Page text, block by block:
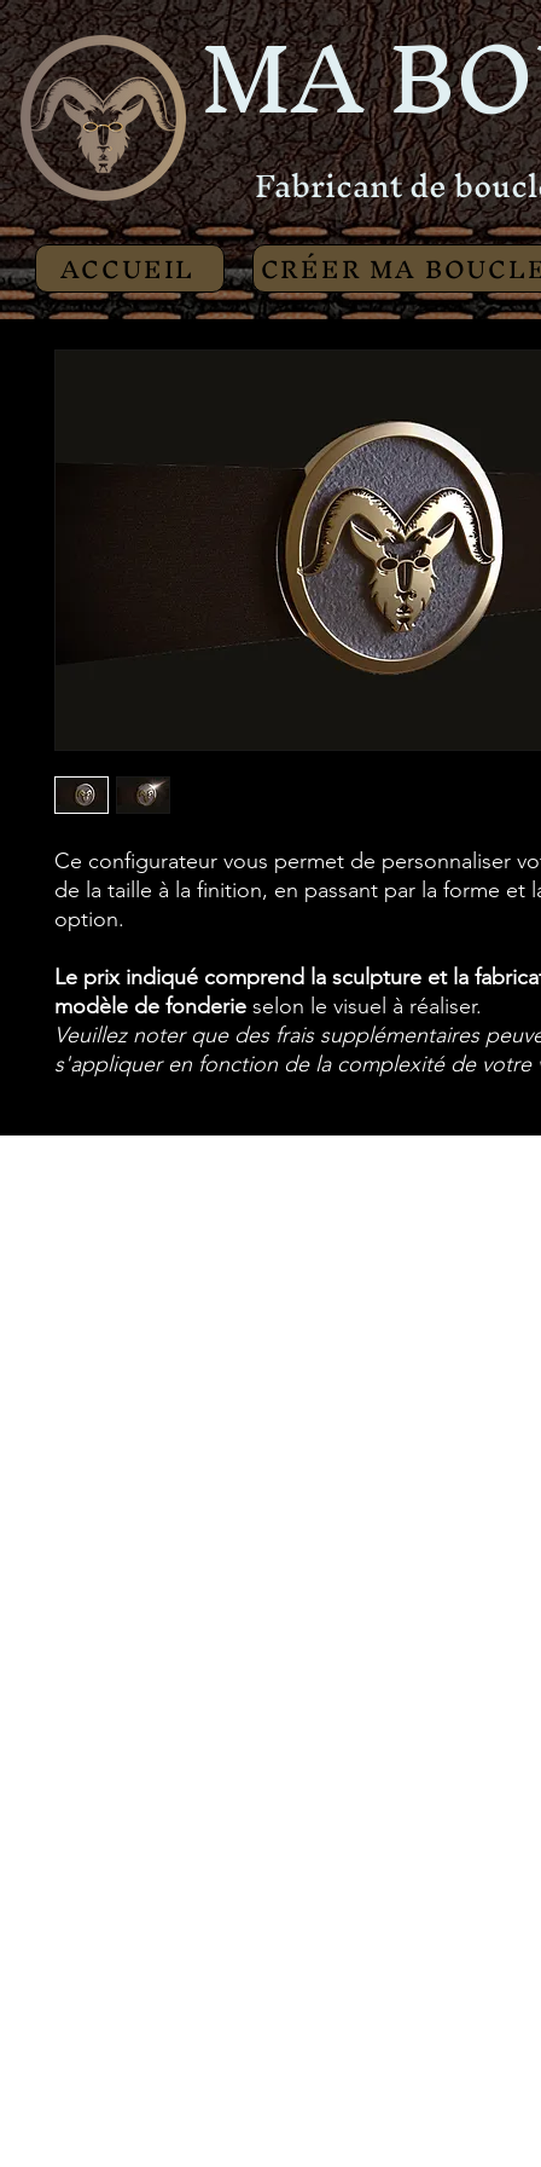
MA
Fabricant de
ACCUEIL CRÉER MA
Ce configurateur vous permet de personnaliser
de la taille à la finition, en passant par la forme et
option.
Le prix indiqué comprend la sculpture et la
modèle de fonderie selon le visuel à réaliser.
Veuillez noter que des frais supplémentaires
s'appliquer en fonction de la complexité de votre